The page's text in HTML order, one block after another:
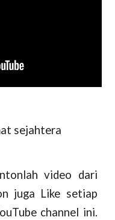
sejahtera
video dari
juga Like setiap
channel ini.